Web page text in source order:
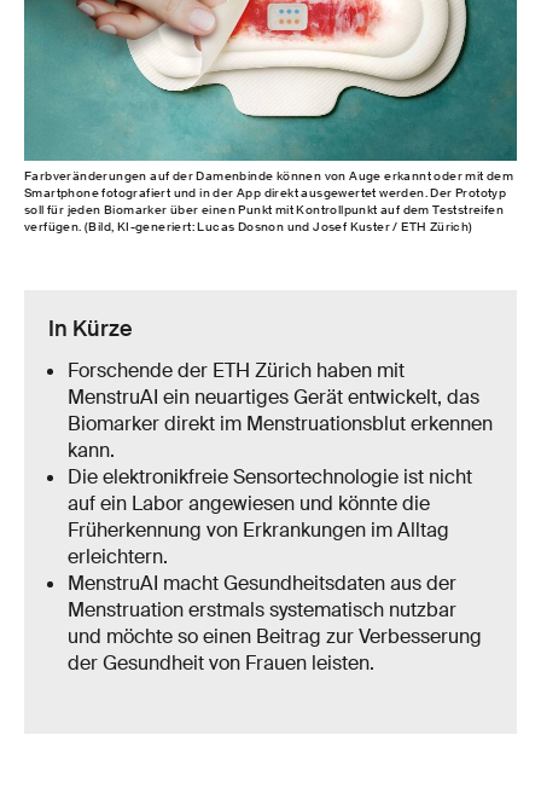
Farbveränderungen auf der Damenbinde können von Auge erkannt oder mit dem
Smartphone fotografiert und in der App direkt ausgewertet werden. Der Prototyp
soll für jeden Biomarker über einen Punkt mit Kontrollpunkt auf dem Teststreifen
verfügen. (Bild, KI-generiert: Lucas Dosnon und Josef Kuster / ETH Zürich)
In Kürze
Forschende der ETH Zürich haben mit
MenstruAI ein neuartiges Gerät entwickelt, das
Biomarker direkt im Menstruationsblut erkennen
kann.
Die elektronikfreie Sensortechnologie ist nicht
auf ein Labor angewiesen und könnte die
Früherkennung von Erkrankungen im Alltag
erleichtern.
MenstruAI macht Gesundheitsdaten aus der
Menstruation erstmals systematisch nutzbar
und möchte so einen Beitrag zur Verbesserung
der Gesundheit von Frauen leisten.